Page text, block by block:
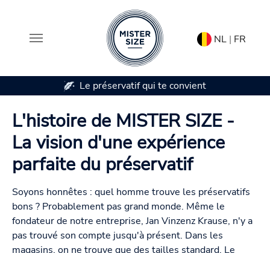
NL | FR
Disponible en 7 tailles de préservatifs
L'histoire de MISTER SIZE -
La vision d'une expérience
parfaite du préservatif
Soyons honnêtes : quel homme trouve les préservatifs
bons ? Probablement pas grand monde. Même le
fondateur de notre entreprise, Jan Vinzenz Krause, n'y a
pas trouvé son compte jusqu'à présent. Dans les
magasins, on ne trouve que des tailles standard. Le